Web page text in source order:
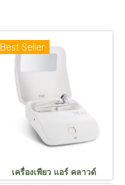
Best Seller
เครื่องเพียว แอร์ คลาวด์